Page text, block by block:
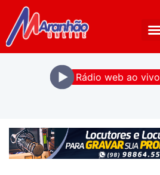
Rádio web ao vivo